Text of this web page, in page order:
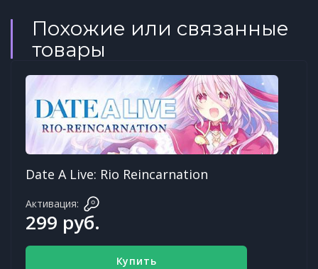
Похожие или связанные
товары
Date A Live: Rio Reincarnation
Активация:
299 руб.
Купить